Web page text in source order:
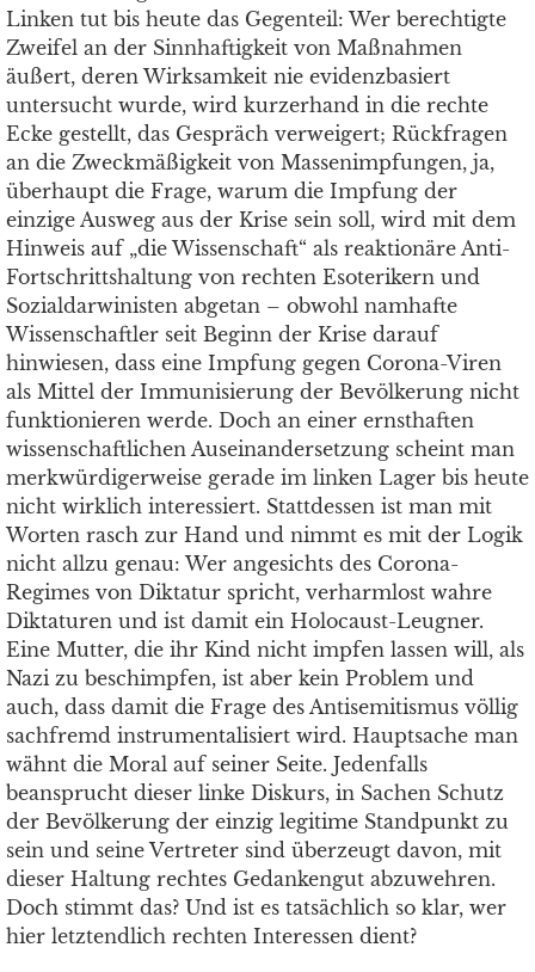
Linken tut bis heute das Gegenteil: Wer berechtigte
Zweifel an der Sinnhaftigkeit von Maßnahmen
äußert, deren Wirksamkeit nie evidenzbasiert
untersucht wurde, wird kurzerhand in die rechte
Ecke gestellt, das Gespräch verweigert; Rückfragen
an die Zweckmäßigkeit von Massenimpfungen, ja,
überhaupt die Frage, warum die Impfung der
einzige Ausweg aus der Krise sein soll, wird mit dem
Hinweis auf „die Wissenschaft“ als reaktionäre Anti-
Fortschrittshaltung von rechten Esoterikern und
Sozialdarwinisten abgetan – obwohl namhafte
Wissenschaftler seit Beginn der Krise darauf
hinwiesen, dass eine Impfung gegen Corona-Viren
als Mittel der Immunisierung der Bevölkerung nicht
funktionieren werde. Doch an einer ernsthaften
wissenschaftlichen Auseinandersetzung scheint man
merkwürdigerweise gerade im linken Lager bis heute
nicht wirklich interessiert. Stattdessen ist man mit
Worten rasch zur Hand und nimmt es mit der Logik
nicht allzu genau: Wer angesichts des Corona-
Regimes von Diktatur spricht, verharmlost wahre
Diktaturen und ist damit ein Holocaust-Leugner.
Eine Mutter, die ihr Kind nicht impfen lassen will, als
Nazi zu beschimpfen, ist aber kein Problem und
auch, dass damit die Frage des Antisemitismus völlig
sachfremd instrumentalisiert wird. Hauptsache man
wähnt die Moral auf seiner Seite. Jedenfalls
beansprucht dieser linke Diskurs, in Sachen Schutz
der Bevölkerung der einzig legitime Standpunkt zu
sein und seine Vertreter sind überzeugt davon, mit
dieser Haltung rechtes Gedankengut abzuwehren.
Doch stimmt das? Und ist es tatsächlich so klar, wer
hier letztendlich rechten Interessen dient?